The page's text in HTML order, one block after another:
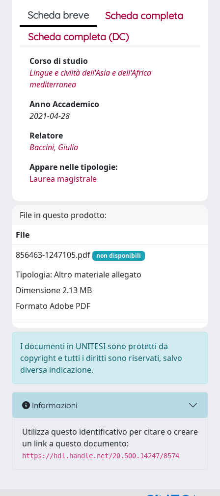
Scheda breve
Scheda completa
Scheda completa (DC)
Corso di studio
Lingue e civiltà dell'Asia e dell'Africa
mediterranea
Anno Accademico
2021-04-28
Relatore
Baccini, Giulia
Appare nelle tipologie:
Laurea magistrale
File in questo prodotto:
File
856463-1247105.pdf
non disponibili
Tipologia: Altro materiale allegato
Dimensione 2.13 MB
Formato Adobe PDF
I documenti in UNITESI sono protetti da
copyright e tutti i diritti sono riservati, salvo
diversa indicazione.
Informazioni
Utilizza questo identificativo per citare o creare
un link a questo documento:
https://hdl.handle.net/20.500.14247/8574